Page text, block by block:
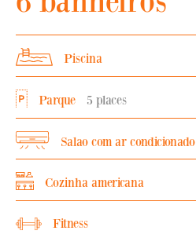
Piscina
Parque 5 places
Salao com ar condicionado
Cozinha americana
Fitness